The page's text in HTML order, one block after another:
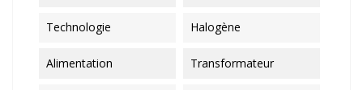
Technologie Halogène
Alimentation Transformateur